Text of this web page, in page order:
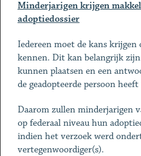
Minderjarigen krijgen
adoptiedossier
Iedereen moet de kans
kennen. Dit kan belangrijk zijn
kunnen plaatsen en een
de geadopteerde persoon
Daarom zullen minderjarigen
op federaal niveau hun
indien het verzoek werd
vertegenwoordiger(s).